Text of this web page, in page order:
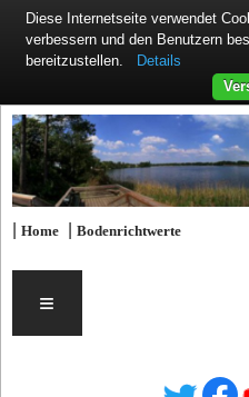
|Home |Bodenrichtwerte
≡
Diese Internetseite verwendet
verbessern und den Benutzern
bereitzustellen.
Details